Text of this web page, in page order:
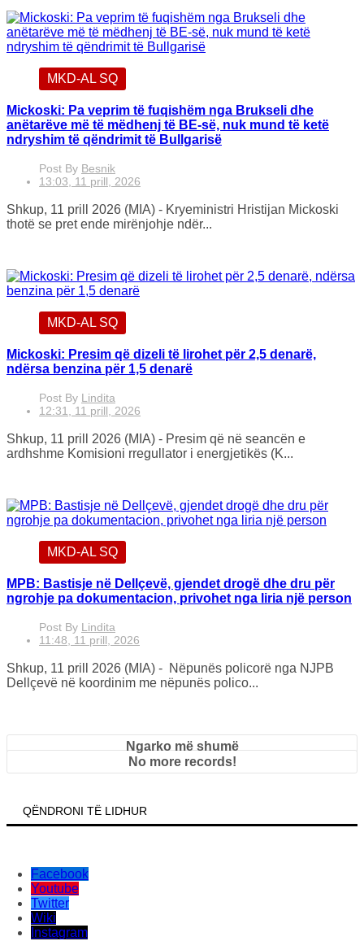
MKD-AL SQ
Mickoski: Pa veprim të fuqishëm nga Brukseli dhe
anëtarëve më të mëdhenj të BE-së, nuk mund të ketë
ndryshim të qëndrimit të Bullgarisë
Post By Besnik
13:03, 11 prill, 2026
Shkup, 11 prill 2026 (MIA) - Kryeministri Hristijan Mickoski
thotë se pret ende mirënjohje ndër...
MKD-AL SQ
Mickoski: Presim që dizeli të lirohet për 2,5 denarë,
ndërsa benzina për 1,5 denarë
Post By Lindita
12:31, 11 prill, 2026
Shkup, 11 prill 2026 (MIA) - Presim që në seancën e
ardhshme Komisioni rregullator i energjetikës (K...
MKD-AL SQ
MPB: Bastisje në Dellçevë, gjendet drogë dhe dru për
ngrohje pa dokumentacion, privohet nga liria një person
Post By Lindita
11:48, 11 prill, 2026
Shkup, 11 prill 2026 (MIA) - Nëpunës policorë nga NJPB
Dellçevë në koordinim me nëpunës polico...
Ngarko më shumë
No more records!
QËNDRONI TË LIDHUR
Facebook
Youtube
Twitter
Wiki
Instagram